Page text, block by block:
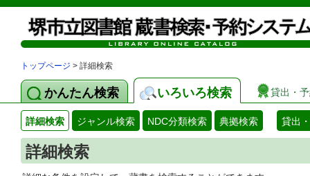
トップページ > 詳細検索
かんたん検索 いろいろ検索 貸出・
詳細検索 ジャンル検索 NDC分類検索 典拠検索 貸出
詳細検索